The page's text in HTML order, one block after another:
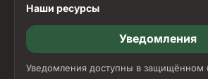
Наши ресурсы
Уведомления
Уведомления доступны в защищённом